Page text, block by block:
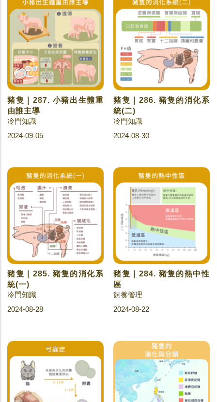
豬隻｜287. 小豬出生體重
由誰主導
冷門知識
2024-09-05
豬隻｜286. 豬隻的消化系
統(二)
冷門知識
2024-08-30
豬隻｜285. 豬隻的消化系
統(一)
冷門知識
2024-08-28
豬隻｜284. 豬隻的熱中性
區
飼養管理
2024-08-22